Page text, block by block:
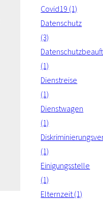
Covid19 (1)
Datenschutz
(3)
(1)
Dienstreise
(1)
Dienstwagen
(1)
(1)
Einigungsstelle
(1)
Elternzeit (1)